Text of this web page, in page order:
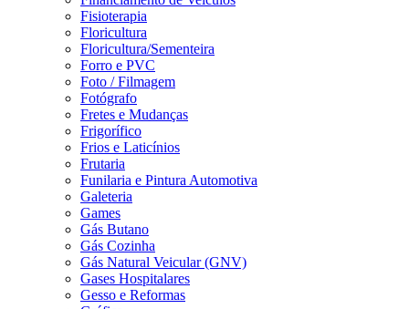
Fisioterapia
Floricultura
Floricultura/Sementeira
Forro e PVC
Foto / Filmagem
Fotógrafo
Fretes e Mudanças
Frigorífico
Frios e Laticínios
Frutaria
Funilaria e Pintura Automotiva
Galeteria
Games
Gás Butano
Gás Cozinha
Gás Natural Veicular (GNV)
Gases Hospitalares
Gesso e Reformas